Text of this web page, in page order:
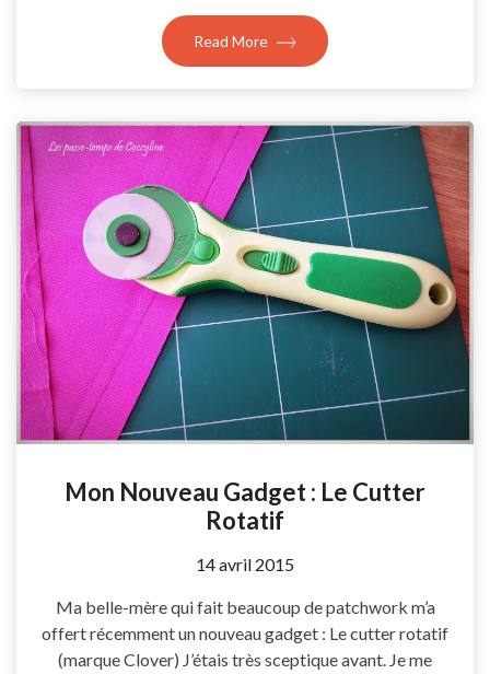
Read More
Mon Nouveau Gadget : Le Cutter
Rotatif
by
14 avril 2015
Ma belle-mère qui fait beaucoup de patchwork m’a
offert récemment un nouveau gadget : Le cutter rotatif
(marque Clover) J’étais très sceptique avant. Je me